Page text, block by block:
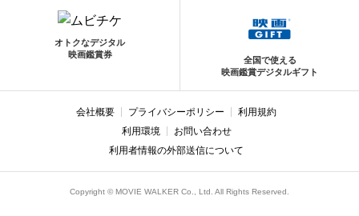
オトクなデジタル
映画鑑賞券
全国で使える
映画鑑賞デジタルギフト
会社概要 プライバシーポリシー
利用規約
利用環境
お問い合わせ
利用者情報の外部送信について
Copyright © MOVIE WALKER Co., Ltd. All Rights Reserved.